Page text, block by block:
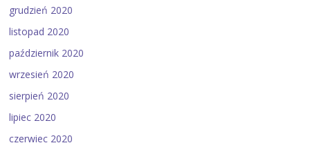
grudzień 2020
listopad 2020
październik 2020
wrzesień 2020
sierpień 2020
lipiec 2020
czerwiec 2020